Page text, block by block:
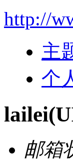
http://
主
个
lailei
邮箱